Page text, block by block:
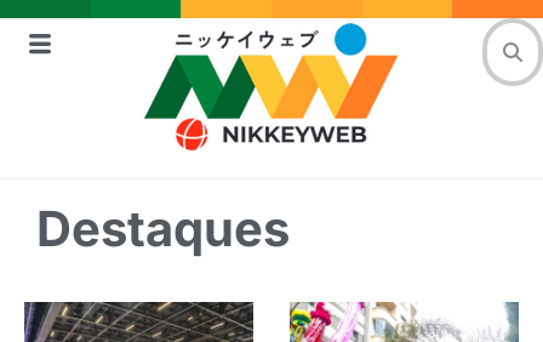
Destaques